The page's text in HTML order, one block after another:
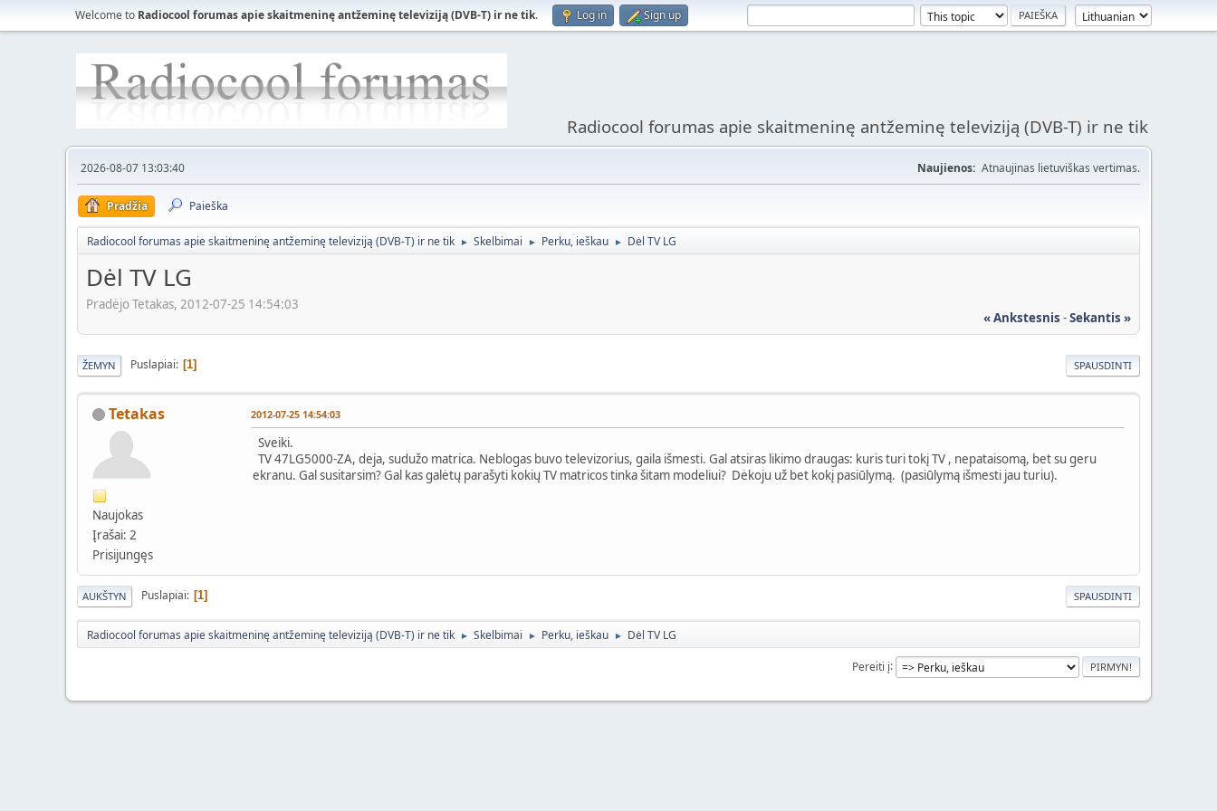
Welcome to Radiocool forumas apie skaitmeninę antžeminę televiziją (DVB-T) ir ne tik. Log in Sign up
Radiocool forumas apie skaitmeninę antžeminę televiziją (DVB-T) ir ne tik
2026-08-07 13:03:40 Naujienos: Atnaujinas lietuviškas vertimas.
Pradžia Paieška
Radiocool forumas apie skaitmeninę antžeminę televiziją (DVB-T) ir ne tik ► Skelbimai ► Perku, ieškau ► Dėl TV LG
Dėl TV LG
Pradėjo Tetakas, 2012-07-25 14:54:03
« Ankstesnis -Sekantis »
SPAUSDINTI
ŽEMYN Puslapiai 1
Tetakas
Naujokas
Įrašai: 2
Prisijungęs
2012-07-25 14:54:03
Sveiki.
TV 47LG5000-ZA, deja, sudužo matrica. Neblogas buvo televizorius, gaila išmesti. Gal atsiras likimo draugas: kuris turi tokį TV , nepataisomą, bet su geru
ekranu. Gal susitarsim? Gal kas galėtų parašyti kokių TV matricos tinka šitam modeliui? Dėkoju už bet kokį pasiūlymą. (pasiūlymą išmesti jau turiu).
SPAUSDINTI
AUKŠTYN Puslapiai 1
Radiocool forumas apie skaitmeninę antžeminę televiziją (DVB-T) ir ne tik ► Skelbimai ► Perku, ieškau ► Dėl TV LG
Pereiti į